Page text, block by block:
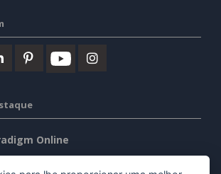
Online